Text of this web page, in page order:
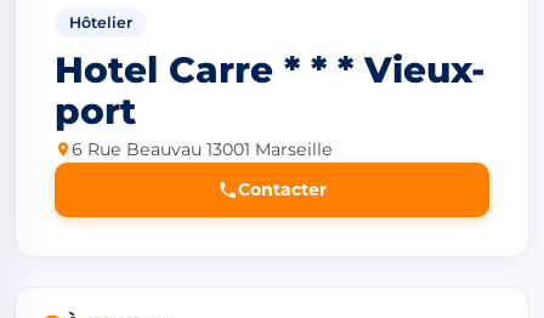
Hôtelier
Hotel Carre * * * Vieux-
port
6 Rue Beauvau 13001 Marseille
Contacter